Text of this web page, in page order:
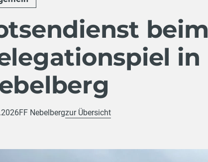
beim
in
FF Nebelbergzur Übersicht